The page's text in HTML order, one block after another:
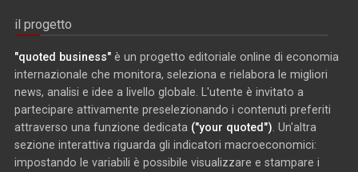
il progetto
"quoted business" è un progetto editoriale online di economia
internazionale che monitora, seleziona e rielabora le migliori
news, analisi e idee a livello globale. L'utente è invitato a
partecipare attivamente preselezionando i contenuti preferiti
attraverso una funzione dedicata ("your quoted") . Un'altra
sezione interattiva riguarda gli indicatori macroeconomici:
impostando le variabili è possibile visualizzare e stampare i